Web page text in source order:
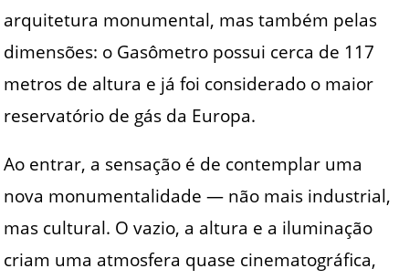
arquitetura monumental, mas também pelas
dimensões: o Gasômetro possui cerca de 117
metros de altura e já foi considerado o maior
reservatório de gás da Europa.
Ao entrar, a sensação é de contemplar uma
nova monumentalidade — não mais industrial,
mas cultural. O vazio, a altura e a iluminação
criam uma atmosfera quase cinematográfica,